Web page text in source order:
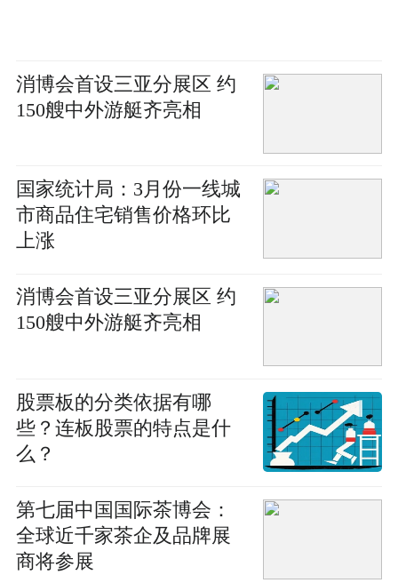
消博会首设三亚分展区 约
150艘中外游艇齐亮相
国家统计局：3月份一线城
市商品住宅销售价格环比
上涨
消博会首设三亚分展区 约
150艘中外游艇齐亮相
股票板的分类依据有哪
些？连板股票的特点是什
么？
第七届中国国际茶博会：
全球近千家茶企及品牌展
商将参展